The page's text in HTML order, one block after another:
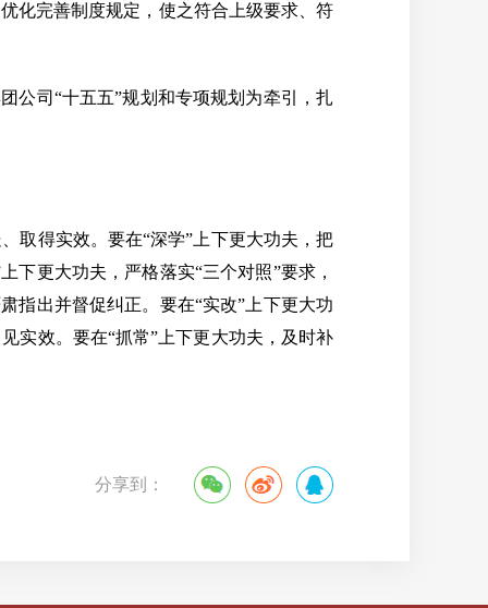
化完善制度规定，使之符合上级要求、符
司“十五五”规划和专项规划为牵引，扎
得实效。要在“深学”上下更大功夫，把
下更大功夫，严格落实“三个对照”要求，
指出并督促纠正。要在“实改”上下更大功
实效。要在“抓常”上下更大功夫，及时补
分享到：